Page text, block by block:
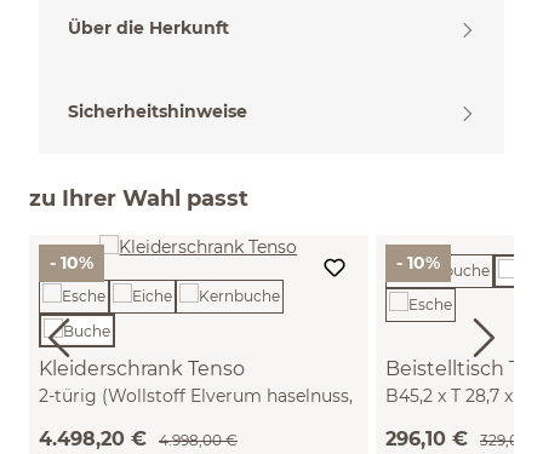
Über die Herkunft
Sicherheitshinweise
zu Ihrer Wahl passt
- 10%
Kleiderschrank Tenso
2-türig (Wollstoff Elverum haselnuss,
4.498,20 € 4.998,00 €
- 10%
Beistelltisch
B45,2 x T 28,7 x
296,10 € 329,00 €